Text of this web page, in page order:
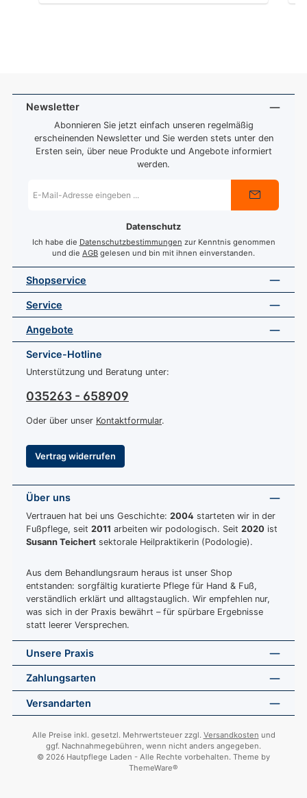
Newsletter
Abonnieren Sie jetzt einfach unseren regelmäßig
erscheinenden Newsletter und Sie werden stets unter den
Ersten sein, über neue Produkte und Angebote informiert
werden.
Mail-
Datenschutz
Ich habe die Datenschutzbestimmungen zur Kenntnis genommen
und die AGB gelesen und bin mit ihnen einverstanden.
Shopservice
Service
Angebote
Service-Hotline
Unterstützung und Beratung unter:
035263 - 658909
Oder über unser Kontaktformular.
Vertrag widerrufen
Über uns
Vertrauen hat bei uns Geschichte: 2004 starteten wir in der
Fußpflege, seit 2011 arbeiten wir podologisch. Seit 2020 ist
Susann Teichert sektorale Heilpraktikerin (Podologie).
Aus dem Behandlungsraum heraus ist unser Shop
entstanden: sorgfältig kuratierte Pflege für Hand & Fuß,
verständlich erklärt und alltagstauglich. Wir empfehlen nur,
was sich in der Praxis bewährt – für spürbare Ergebnisse
statt leerer Versprechen.
Unsere Praxis
Zahlungsarten
Versandarten
Alle Preise inkl. gesetzl. Mehrwertsteuer zzgl. Versandkosten und
ggf. Nachnahmegebühren, wenn nicht anders angegeben.
© 2026 Hautpflege Laden - Alle Rechte vorbehalten. Theme by
ThemeWare®